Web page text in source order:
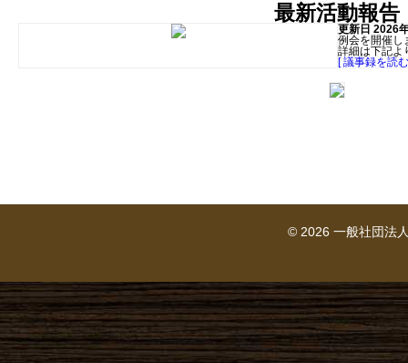
最新活動報告
更新日 2026
例会を開催し
詳細は下記よ
[ 議事録を読
© 2026 一般社団法